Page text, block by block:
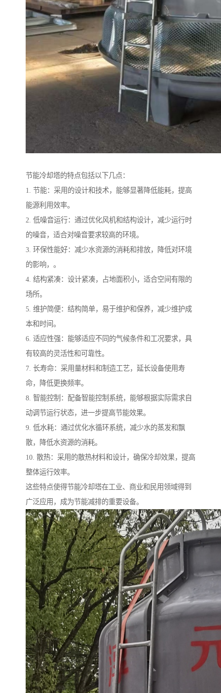
节能冷却塔的特点包括以下几点：
1. 节能：采用的设计和技术，能够显著降低能耗，提高
能源利用效率。
2. 低噪音运行：通过优化风机和结构设计，减少运行时
的噪音，适合对噪音要求较高的环境。
3. 环保性能好：减少水资源的消耗和排放，降低对环境
的影响，。
4. 结构紧凑：设计紧凑，占地面积小，适合空间有限的
场所。
5. 维护简便：结构简单，易于维护和保养，减少维护成
本和时间。
6. 适应性强：能够适应不同的气候条件和工况要求，具
有较高的灵活性和可靠性。
7. 长寿命：采用量材料和制造工艺，延长设备使用寿
命，降低更换频率。
8. 智能控制：配备智能控制系统，能够根据实际需求自
动调节运行状态，进一步提高节能效果。
9. 低水耗：通过优化水循环系统，减少水的蒸发和飘
散，降低水资源的消耗。
10. 散热：采用的散热材料和设计，确保冷却效果，提高
整体运行效率。
这些特点使得节能冷却塔在工业、商业和民用领域得到
广泛应用，成为节能减排的重要设备。